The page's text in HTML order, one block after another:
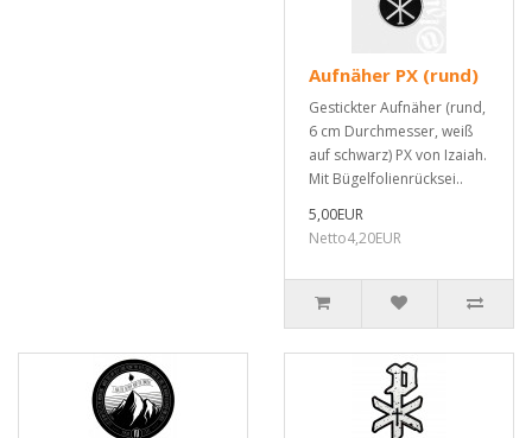
Aufnäher PX (rund)
Gestickter Aufnäher (rund,
6 cm Durchmesser, weiß
auf schwarz) PX von Izaiah.
Mit Bügelfolienrücksei..
5,00EUR
Netto4,20EUR